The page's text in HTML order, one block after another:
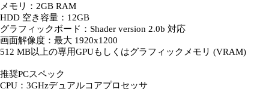
メモリ：2GB RAM
HDD 空き容量：12GB
グラフィックボード：Shader version 2.0b 対応
画面解像度：最大 1920x1200
512 MB以上の専用GPUもしくはグラフィックメモリ (VRAM)
推奨PCスペック
CPU：3GHzデュアルコアプロセッサ